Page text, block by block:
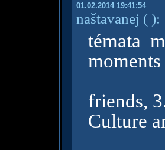
01.02.2014 19:41:54
naštavanej ( ):
témata
friends,
Culture